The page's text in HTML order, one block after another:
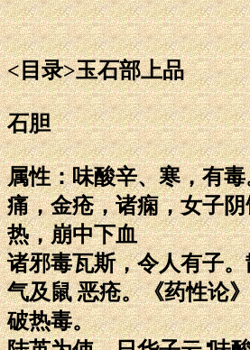
<目录>玉石部上品
石胆
属性：味酸辛、寒，有
痛，金疮，诸痫，女子
热，崩中下血
诸邪毒瓦斯，令人有子
气及鼠 恶疮。《药性论
破热毒。